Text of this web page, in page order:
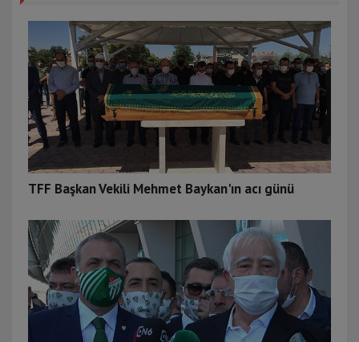
TFF Başkan Vekili Mehmet Baykan'ın acı günü